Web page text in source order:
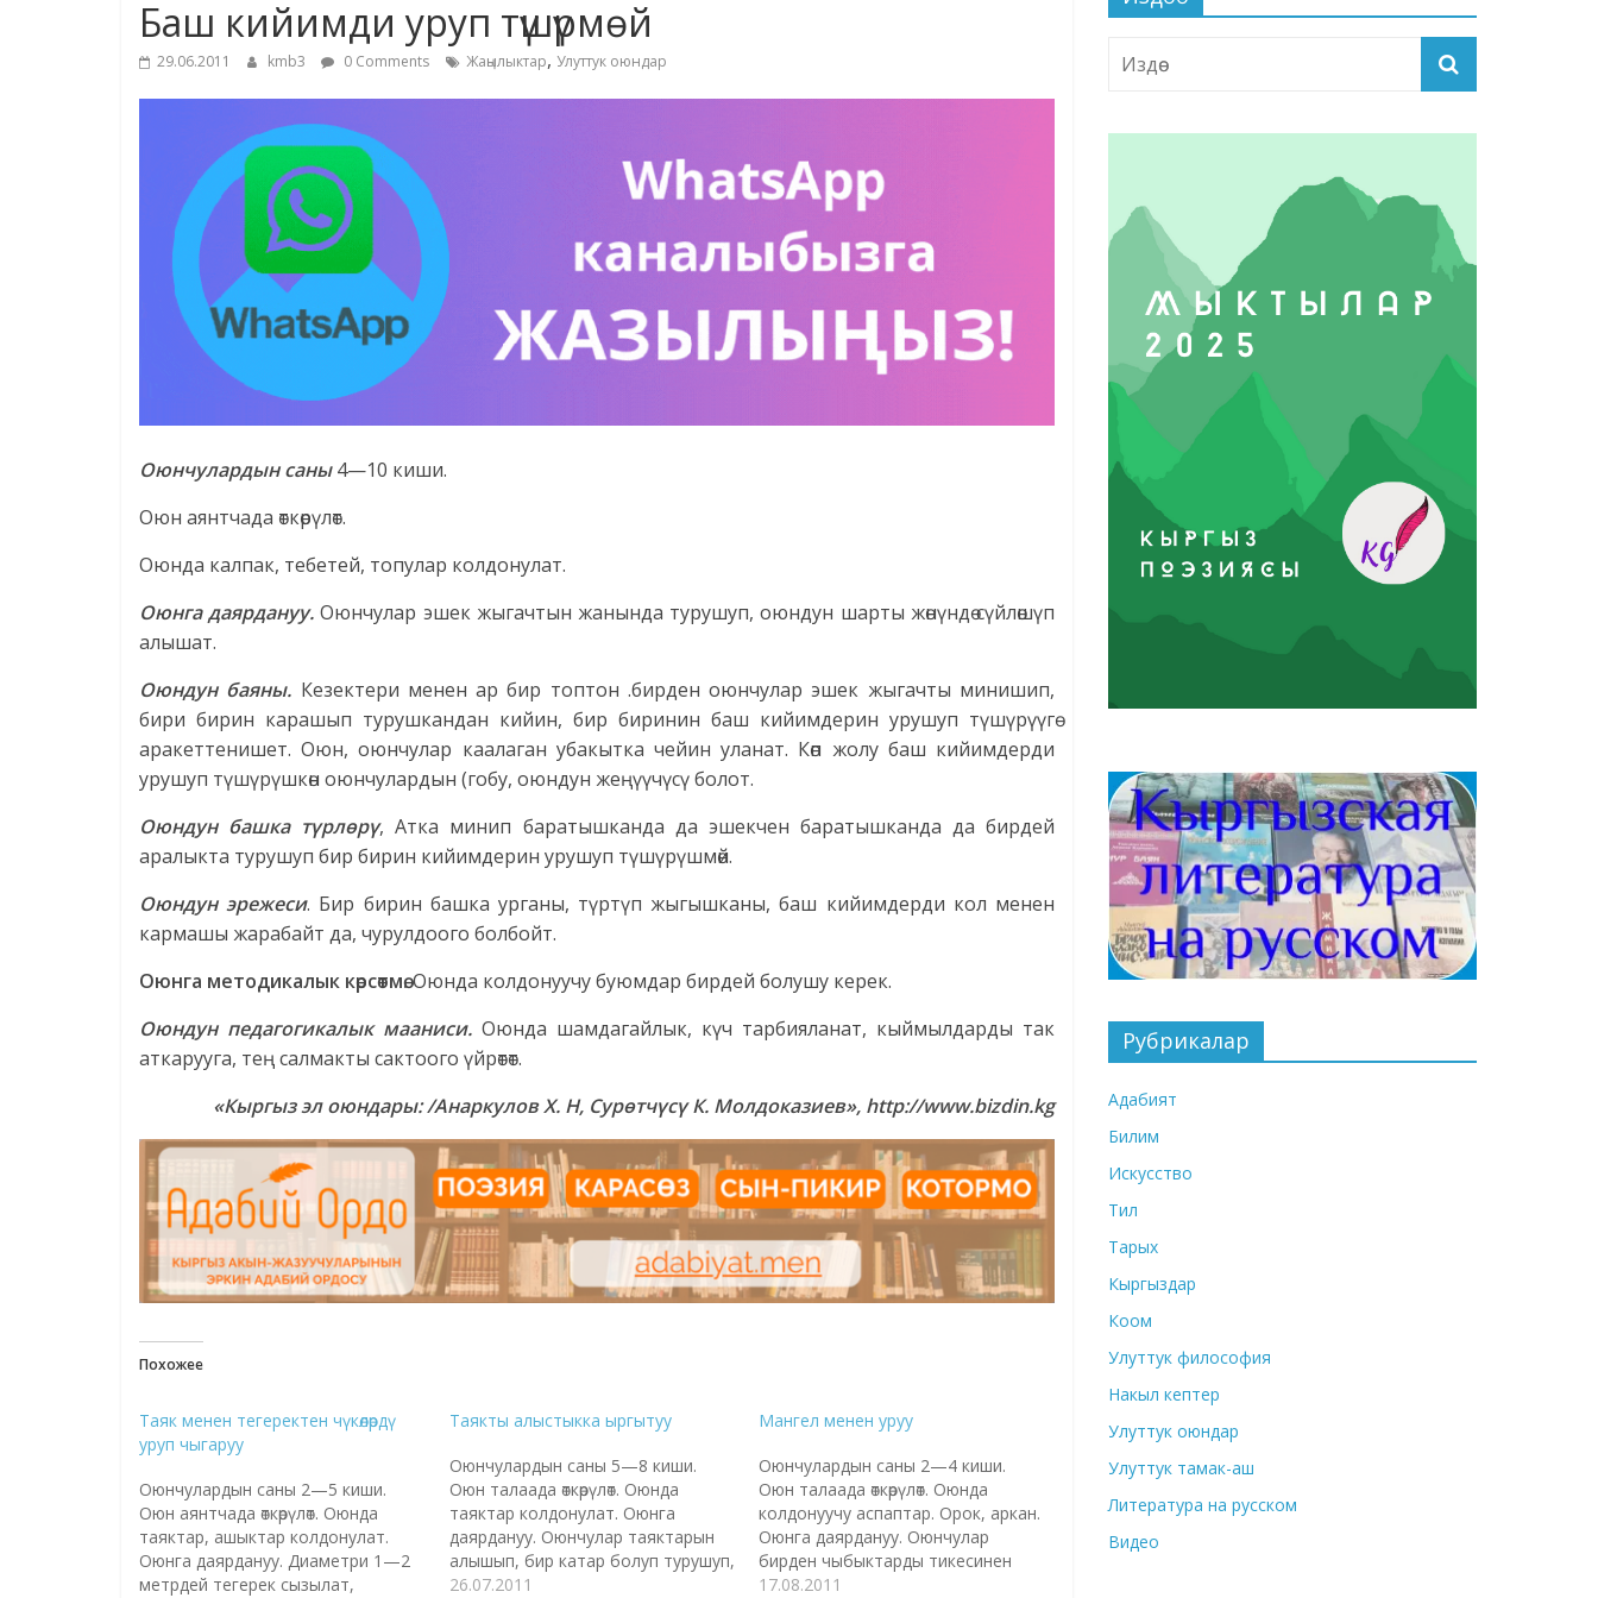
Баш кийимди уруп түшүрмөй
29.06.2011 kmb3 0 Comments Жаңылыктар, Улуттук оюндар
Оюнчулардын саны4—10 киши.
Оюн аянтчада өткөрүлөт.
Оюнда калпак, тебетей, топулар колдонулат.
Оюнга даярдануу. Оюнчулар эшек жыгачтын жанында турушуп, оюндун шарты жөнүндө сүйлөшүп
алышат.
Оюндун баяны. Кезектери менен ар бир топтон .бирден оюнчулар эшек жыгачты минишип,
бири бирин карашып турушкандан кийин, бир биринин баш кийимдерин урушуп түшүрүүгө
аракеттенишет. Оюн, оюнчулар каалаган убакытка чейин уланат. Көп жолу баш кийимдерди
урушуп түшүрүшкөн оюнчулардын (гобу, оюндун жеңүүчүсү болот.
Оюндун башка түрлөрү, Атка минип баратышканда да эшекчен баратышканда да бирдей
аралыкта турушуп бир бирин кийимдерин урушуп түшүрүшмөй.
Оюндун эрежеси. Бир бирин башка урганы, түртүп жыгышканы, баш кийимдерди кол менен
кармашы жарабайт да, чурулдоого болбойт.
Оюнга методикалык көрсөтмө.Оюнда колдонуучу буюмдар бирдей болушу керек.
Оюндун педагогикалык мааниси. Оюнда шамдагайлык, күч тарбияланат, кыймылдарды так
аткарууга, тең салмакты сактоого үйрөтөт.
«Кыргыз эл оюндары: /Анаркулов X. Н, Сурөтчүсү К. Молдоказиев», http://www.bizdin.kg
Похожее
Таяк менен тегеректен чүкөлөрдү
уруп чыгаруу
Оюнчулардын саны 2—5 киши.
Оюн аянтчада өткөрүлөт. Оюнда
таяктар, ашыктар колдонулат.
Оюнга даярдануу. Диаметри 1—2
метрдей тегерек сызылат,
Таякты алыстыкка ыргытуу
Оюнчулардын саны 5—8 киши.
Оюн талаада өткөрүлөт. Оюнда
таяктар колдонулат. Оюнга
даярдануу. Оюнчулар таяктарын
алышып, бир катар болуп турушуп,
оюндун шарты жөнүндө сүйлөшүп
26.07.2011
Мангел менен уруу
Оюнчулардын саны 2—4 киши.
Оюн талаада өткөрүлөт. Оюнда
колдонуучу аспаптар. Орок, аркан.
Оюнга даярдануу. Оюнчулар
бирден чыбыктарды тикесинен
коюшуп андан 10—15 м. аралыкка
17.08.2011
Рубрикалар
Адабият
Билим
Искусство
Тил
Тарых
Кыргыздар
Коом
Улуттук философия
Накыл кептер
Улуттук оюндар
Улуттук тамак-аш
Литература на русском
Видео